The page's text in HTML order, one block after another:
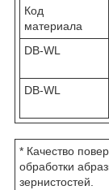
Код
материала
DB-WL
DB-WL
* Качество
обработки
зернистостей.